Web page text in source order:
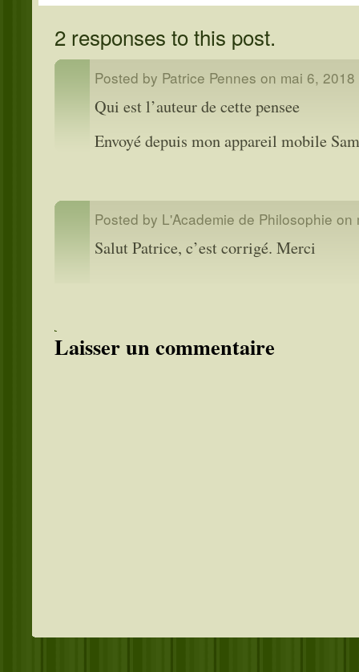
en quoi ce n'est pas…
2 responses to this post.
Posted by Patrice Pennes on mai 6,
Qui est l’auteur de cette pensee
Envoyé depuis mon appareil mobile
Posted by L'Academie de Philosophie on
Salut Patrice, c’est corrigé. Merci
Laisser un commentaire